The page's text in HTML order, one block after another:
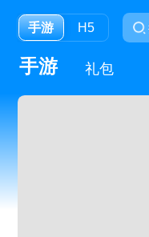
手游 H5
手游 礼包